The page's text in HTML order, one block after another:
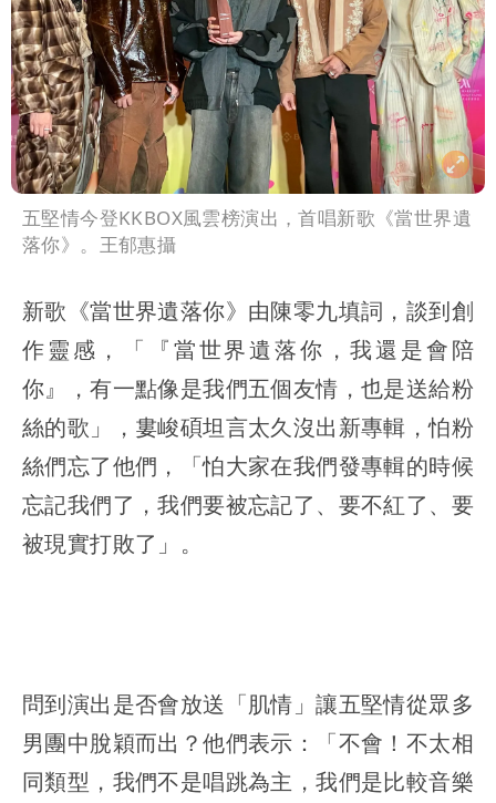
五堅情今登KKBOX風雲榜演出，首唱新歌《當世界遺
落你》。王郁惠攝
新歌《當世界遺落你》由陳零九填詞，談到創
作靈感，「『當世界遺落你，我還是會陪
你』，有一點像是我們五個友情，也是送給粉
絲的歌」，婁峻碩坦言太久沒出新專輯，怕粉
絲們忘了他們，「怕大家在我們發專輯的時候
忘記我們了，我們要被忘記了、要不紅了、要
被現實打敗了」。
問到演出是否會放送「肌情」讓五堅情從眾多
男團中脫穎而出？他們表示：「不會！不太相
同類型，我們不是唱跳為主，我們是比較音樂